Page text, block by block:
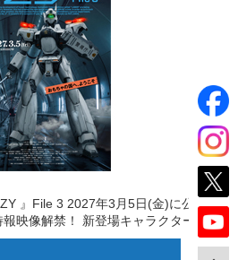
』File 3 2027年3月5日(金)に公開決
映像解禁！ 新登場キャラクター＆メ